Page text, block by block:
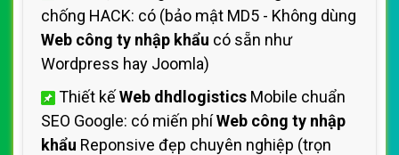
chống HACK: có (bảo mật MD5 - Không dùng
Web công ty nhập khẩu có sẵn như
Wordpress hay Joomla)
Thiết kếWeb dhdlogistics Mobile chuẩn
SEO Google: có miến phíWeb công ty nhập
khẩu Reponsive đẹp chuyên nghiệp (trọn